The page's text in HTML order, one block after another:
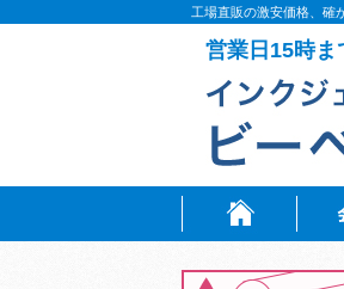
工場直販の激安価格、確
営業日15時ま